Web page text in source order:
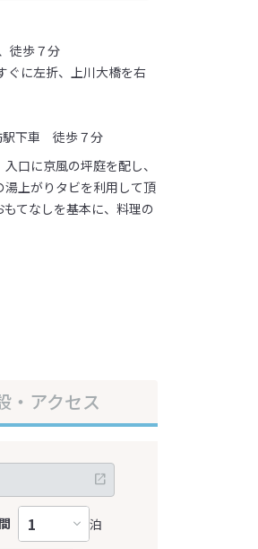
徒歩７分
ぐに左折、上川大橋を右
駅下車 徒歩７分
口に京風の坪庭を配し、
上がりタビを利用して頂
てなしを基本に、料理の
・アクセス
泊